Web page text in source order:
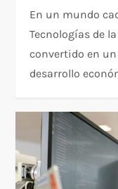
En un mundo
Tecnologías de
convertido en
desarrollo